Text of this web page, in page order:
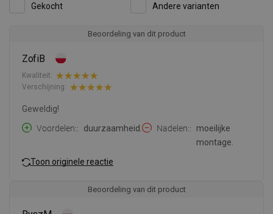
Gekocht Andere varianten
Beoordeling van dit product
ZofiB
Kwaliteit:
Verschijning:
Geweldig!
Voordelen:
duurzaamheid. Nadelen:
moeilijke
montage.
Toon originele reactie
Beoordeling van dit product